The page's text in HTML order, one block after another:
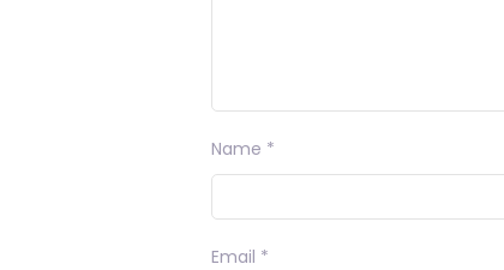
Name *
Email *